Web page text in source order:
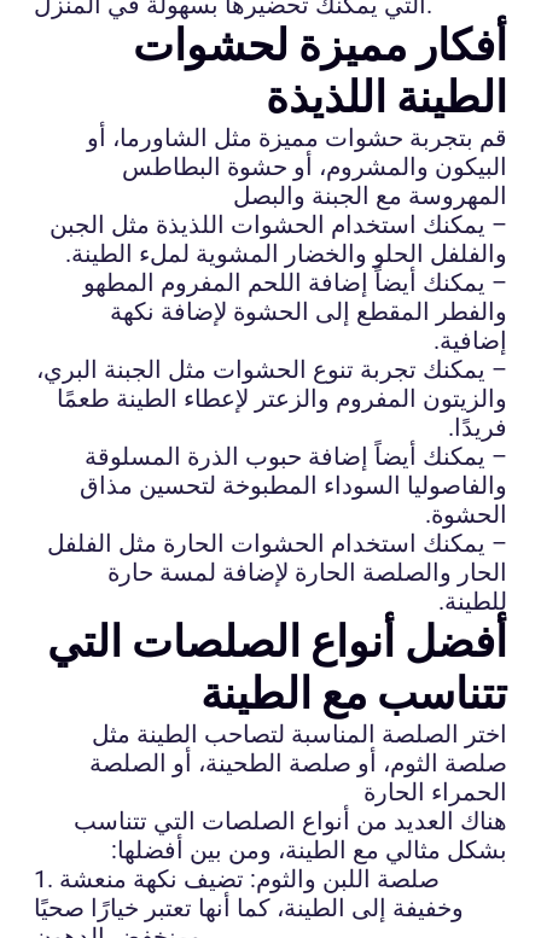
أفكار مميزة لحشوات
الطينة اللذيذة
قم بتجربة حشوات مميزة مثل الشاورما، أو
البيكون والمشروم، أو حشوة البطاطس
المهروسة مع الجبنة والبصل
– يمكنك استخدام الحشوات اللذيذة مثل الجبن
والفلفل الحلو والخضار المشوية لملء الطينة.
– يمكنك أيضاً إضافة اللحم المفروم المطهو
والفطر المقطع إلى الحشوة لإضافة نكهة
إضافية.
– يمكنك تجربة تنوع الحشوات مثل الجبنة البري،
والزيتون المفروم والزعتر لإعطاء الطينة طعمًا
فريدًا.
– يمكنك أيضاً إضافة حبوب الذرة المسلوقة
والفاصوليا السوداء المطبوخة لتحسين مذاق
الحشوة.
– يمكنك استخدام الحشوات الحارة مثل الفلفل
الحار والصلصة الحارة لإضافة لمسة حارة
للطينة.
أفضل أنواع الصلصات التي
تتناسب مع الطينة
اختر الصلصة المناسبة لتصاحب الطينة مثل
صلصة الثوم، أو صلصة الطحينة، أو الصلصة
الحمراء الحارة
هناك العديد من أنواع الصلصات التي تتناسب
بشكل مثالي مع الطينة، ومن بين أفضلها:
1. صلصة اللبن والثوم: تضيف نكهة منعشة
وخفيفة إلى الطينة، كما أنها تعتبر خيارًا صحيًا